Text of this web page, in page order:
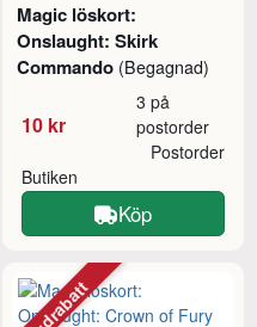
Magic löskort:
Onslaught: Skirk
Commando (Begagnad)
10 kr
3 på
postorder
Butiken
Postorder
Köp